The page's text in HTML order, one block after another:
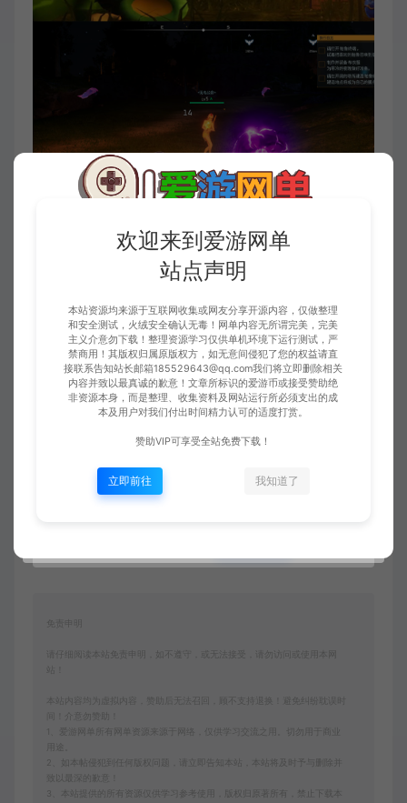
此资源仅限尊享永久会员下载，请先 登录
该内容为数字化虚拟物品，购买后获取连接可转存复
助！如您不能接受，请勿赞助！ 客服QQ：3391007258
请仔细阅读本站免责申明，如不遵守，或无法接受，请勿访问或使用本网
本站内容均为虚拟内容，赞助后无法召回，顾不支持退换！避免纠纷耽误时
间！介意勿赞助！
1、爱游网单所有网单资源来源于网络，仅供学习交流之用。切勿用于商业
2、如本帖侵犯到任何版权问题，请立即告知本站，本站将及时予与删除并
致以最深的歉意！
3、本站提供的所有资源仅供学习参考使用，版权归原著所有，禁止下载本
欢迎来到爱游网单
站点声明
本站资源均来源于互联网收集或网友分享开源内容，仅做整理
和安全测试，火绒安全确认无毒！网单内容无所谓完美，完美
主义介意勿下载！整理资源学习仅供单机环境下运行测试，严
禁商用！其版权归属原版权方，如无意间侵犯了您的权益请直
接联系告知站长邮箱185529643@qq.com我们将立即删除相关
内容并致以最真诚的歉意！文章所标识的爱游币或接受赞助绝
非资源本身，而是整理、收集资料及网站运行所必须支出的成
本及用户对我们付出时间精力认可的适度打赏。
赞助VIP可享受全站免费下载！
立即前往 我知道了